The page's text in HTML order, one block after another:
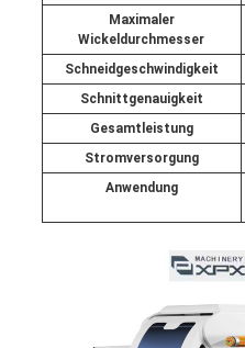
Maximaler
Wickeldurchmesser
Schneidgeschwindigkeit
Schnittgenauigkeit
Gesamtleistung
Stromversorgung
Anwendung